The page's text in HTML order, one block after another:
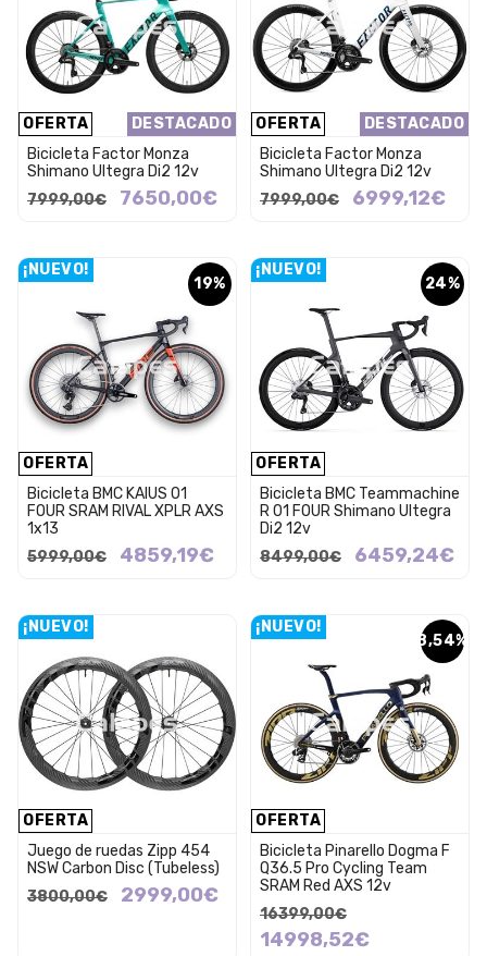
OFERTA DESTACADO
Bicicleta Factor Monza
Shimano Ultegra Di2 12v
7999,00€
7650,00€
OFERTA DESTACADO
Bicicleta Factor Monza
Shimano Ultegra Di2 12v
7999,00€
6999,12€
19%
OFERTA
¡NUEVO!
Bicicleta BMC KAIUS 01
FOUR SRAM RIVAL XPLR AXS
1x13
5999,00€
4859,19€
24%
OFERTA
¡NUEVO!
Bicicleta BMC Teammachine
R 01 FOUR Shimano Ultegra
Di2 12v
8499,00€
6459,24€
OFERTA
¡NUEVO!
Juego de ruedas Zipp 454
NSW Carbon Disc (Tubeless)
3800,00€
2999,00€
8,54%
OFERTA
¡NUEVO!
Bicicleta Pinarello Dogma F
Q36.5 Pro Cycling Team
SRAM Red AXS 12v
16399,00€
14998,52€